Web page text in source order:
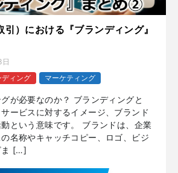
）における『ブランディング』
ディング マーケティング
が必要なのか？ ブランディングと
ービスに対するイメージ、ブランド
という意味です。 ブランドは、企業
名称やキャッチコピー、ロゴ、ビジ
ま […]